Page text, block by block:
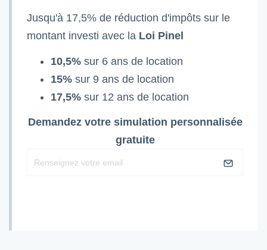
Jusqu'à 17,5% de réduction d'impôts sur le
montant investi avec la Loi Pinel
10,5% sur 6 ans de location
15% sur 9 ans de location
17,5% sur 12 ans de location
Demandez votre simulation personnalisée
gratuite